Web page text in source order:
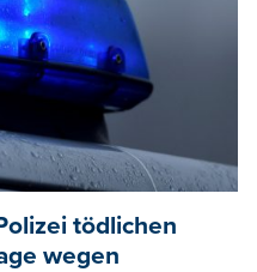
tödlichen
wegen